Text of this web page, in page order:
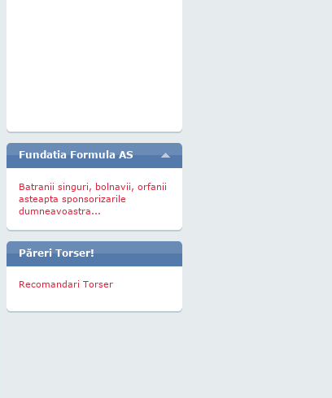
Fundatia Formula AS
Batranii singuri, bolnavii, orfanii
asteapta sponsorizarile
dumneavoastra...
Păreri Torser!
Recomandari Torser